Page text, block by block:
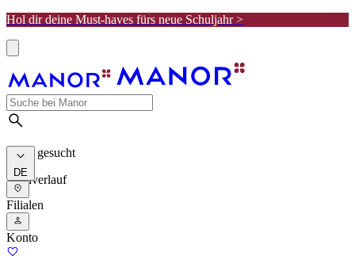
Hol dir deine Must-haves fürs neue Schuljahr >
Meist gesucht
Suchverlauf
DE
Filialen
Konto